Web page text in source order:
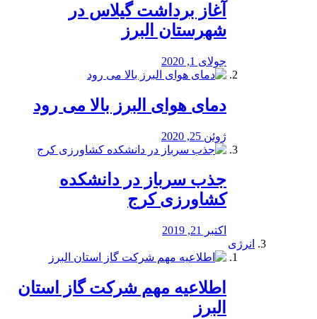
آغاز برداشت گیلاس در
شهرستان البرز
جولای 1, 2020
دمای هوای البرز بالا می رود
ژوئن 25, 2020
جذب سرباز در دانشکده
کشاورزی کرج
اکتبر 21, 2019
انرژی
️اطلاعیه مهم شرکت گاز استان
البرز